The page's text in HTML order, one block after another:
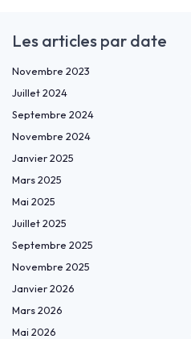
Les articles par date
Novembre 2023
Juillet 2024
Septembre 2024
Novembre 2024
Janvier 2025
Mars 2025
Mai 2025
Juillet 2025
Septembre 2025
Novembre 2025
Janvier 2026
Mars 2026
Mai 2026